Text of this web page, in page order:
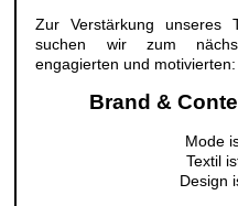
Zur Verstärkung unseres
suchen wir zum
engagierten und motivierten:
Brand &
Mode
Textil
Design